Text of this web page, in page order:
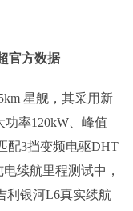
官方数据
星舰，其采用新
率120kW、峰值
配3挡变频电驱DHT
续航里程测试中，
利银河L6真实续航